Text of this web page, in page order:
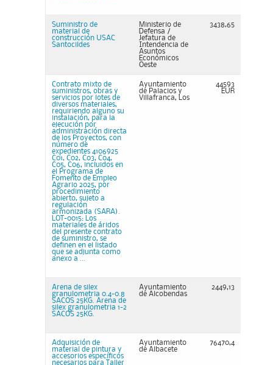
Suministro de
material de
construcción USAC
Santocildes
Ministerio de
Defensa /
Jefatura de
Intendencia de
Asuntos
Económicos
Oeste
3438,65
Contrato mixto de
suministros, obras y
servicios por lotes de
diversos materiales,
requiriendo alguno su
instalación, para la
ejecución por
administración directa
de los Proyectos, con
número de
expedientes 4106925
C01, C02, C03, C04,
C05, C06, incluidos en
el Programa de
Fomento de Empleo
Agrario 2025, por
procedimiento
abierto, sujeto a
regulación
armonizada (SARA).
LOT-0015: Los
materiales de áridos
del presente contrato
de suministro, se
definen en el listado
que se adjunta como
anexo a ...
Ayuntamiento
de Palacios y
Villafranca, Los
44593
EUR
Arena de silex
granulometria 0.4-0.8
SACOS 25KG. Arena de
silex granulometria 1-2
SACOS 25KG.
Ayuntamiento
de Alcobendas
2449,13
Adquisición de
material de pintura y
accesorios específicos
necesarios para Taller
Ayuntamiento
de Albacete
76470,4